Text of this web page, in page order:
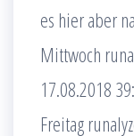
es hier aber
Mittwoch
17.08.2018
Freitag